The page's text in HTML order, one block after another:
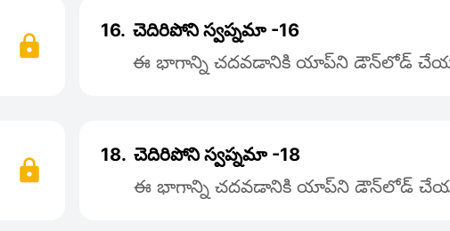
16. చెదిరిపోని స్వప్నమా -16
ఈ భాగాన్ని చదవడానికి యాప్‌ని డౌన్‌లోడ్
18. చెదిరిపోని స్వప్నమా -18
ఈ భాగాన్ని చదవడానికి యాప్‌ని డౌన్‌లోడ్